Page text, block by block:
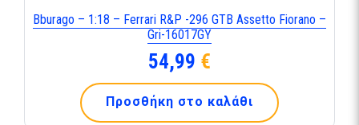
Bburago – 1:18 – Ferrari R&P -296 GTB Assetto Fiorano –
Gri-16017GY
54,99 €
Προσθήκη στο καλάθι